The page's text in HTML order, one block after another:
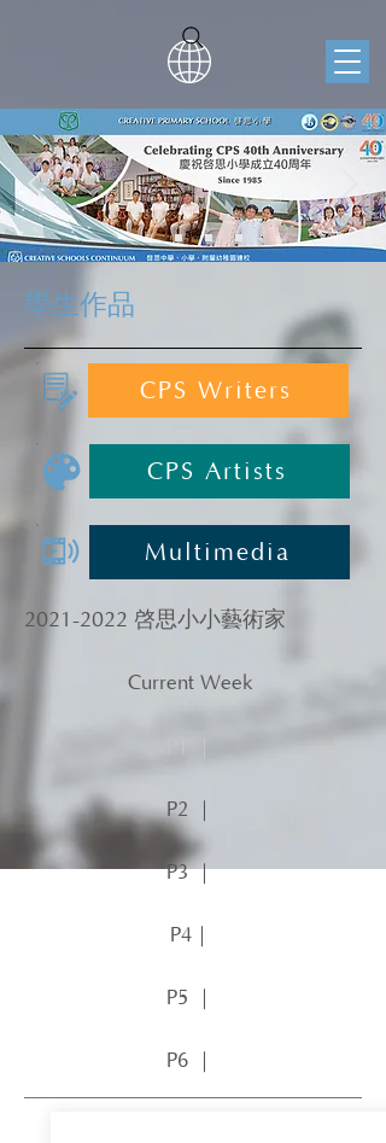
學生作品
CPS Writers
CPS Artists
Multimedia
2021-2022 啓思小小藝術家
Current Week
P2 ｜
P3 ｜
P4｜
P5 ｜
P6 ｜